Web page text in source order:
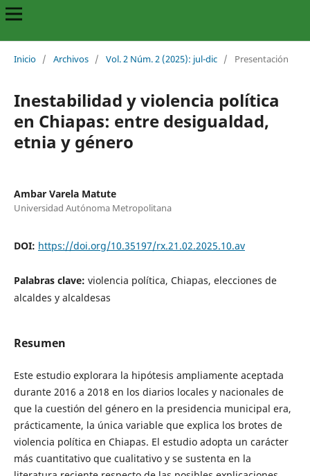
Inicio / Archivos / Vol. 2 Núm. 2 (2025): jul-dic / Presentación
Inestabilidad y violencia política
en Chiapas: entre desigualdad,
etnia y género
Ambar Varela Matute
Universidad Autónoma Metropolitana
DOI: https://doi.org/10.35197/rx.21.02.2025.10.av
Palabras clave: violencia política, Chiapas, elecciones de
alcaldes y alcaldesas
Resumen
Este estudio explorara la hipótesis ampliamente aceptada
durante 2016 a 2018 en los diarios locales y nacionales de
que la cuestión del género en la presidencia municipal era,
prácticamente, la única variable que explica los brotes de
violencia política en Chiapas. El estudio adopta un carácter
más cuantitativo que cualitativo y se sustenta en la